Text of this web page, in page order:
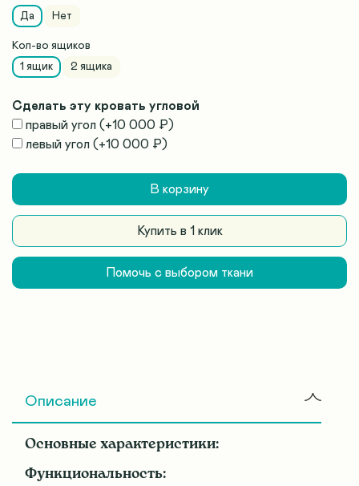
Да
Нет
Кол-во ящиков
1 ящик
2 ящика
Сделать эту кровать угловой
правый угол (+10 000 ₽ )
левый угол (+10 000 ₽ )
В корзину
Купить в 1 клик
Помочь с выбором ткани
Описание
Основные характеристики:
Функциональность: